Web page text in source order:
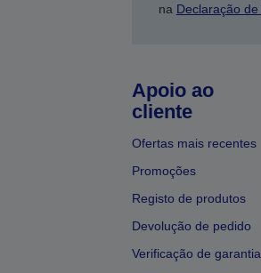
na Declaração
Apoio ao
cliente
Ofertas mais recentes
Promoções
Registo de produtos
Devolução de pedido
Verificação de garantia